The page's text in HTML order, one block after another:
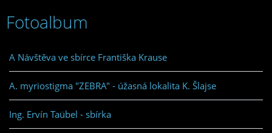
Fotoalbum
A Návštěva ve sbírce Františka Krause
A. myriostigma "ZEBRA" - úžasná lokalita K. Šlajse
Ing. Ervín Taübel - sbírka